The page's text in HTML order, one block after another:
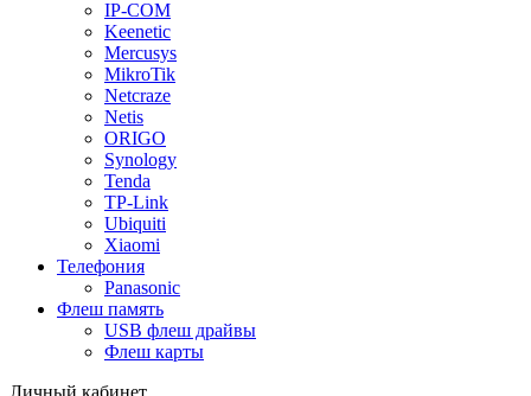
IP-COM
Keenetic
Mercusys
MikroTik
Netcraze
Netis
ORIGO
Synology
Tenda
TP-Link
Ubiquiti
Xiaomi
Телефония
Panasonic
Флеш память
USB флеш драйвы
Флеш карты
Личный кабинет